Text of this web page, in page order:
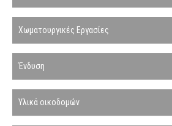
Χωματουργικές Εργασίες
Ένδυση
Υλικά οικοδομών